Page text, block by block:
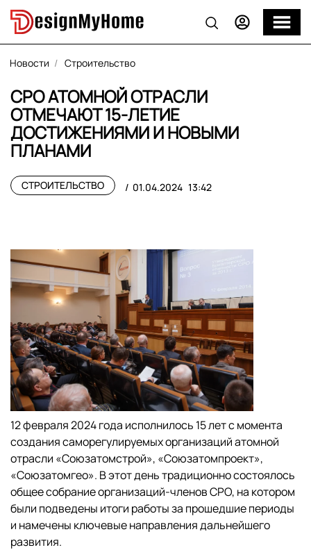
Новости Строительство
СРО АТОМНОЙ ОТРАСЛИ
ОТМЕЧАЮТ 15-ЛЕТИЕ
ДОСТИЖЕНИЯМИ И НОВЫМИ
ПЛАНАМИ
СТРОИТЕЛЬСТВО 01.04.2024 13:42
12 февраля 2024 года исполнилось 15 лет с момента
создания саморегулируемых организаций атомной
отрасли «Союзатомстрой», «Союзатомпроект»,
«Союзатомгео». В этот день традиционно состоялось
общее собрание организаций-членов СРО, на котором
были подведены итоги работы за прошедшие периоды
и намечены ключевые направления дальнейшего
развития.